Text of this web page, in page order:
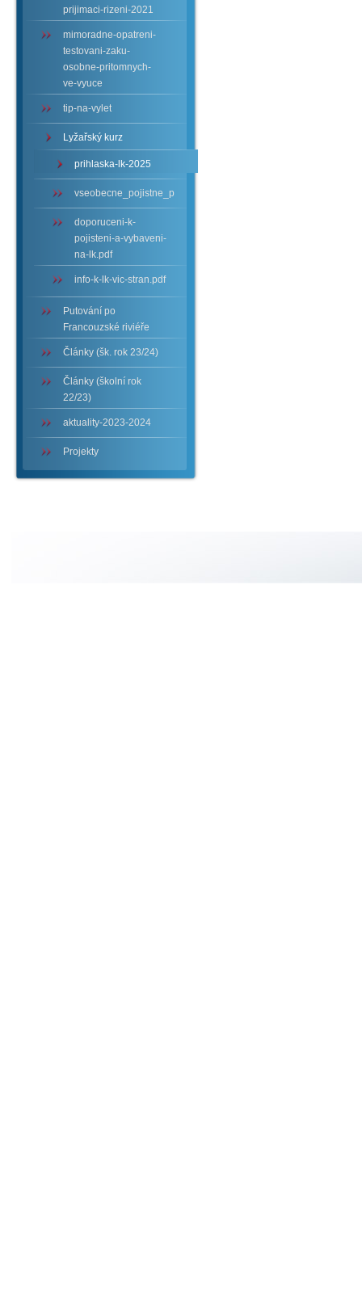
prijimaci-rizeni-2021
mimoradne-opatreni-
testovani-zaku-
osobne-pritomnych-
ve-vyuce
tip-na-vylet
Lyžařský kurz
prihlaska-lk-2025
vseobecne_pojistne_podminky.pdf
doporuceni-k-
pojisteni-a-vybaveni-
na-lk.pdf
info-k-lk-vic-stran.pdf
Putování po
Francouzské riviéře
Články (šk. rok 23/24)
Články (školní rok
22/23)
aktuality-2023-2024
Projekty